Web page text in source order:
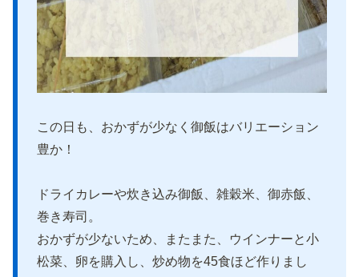
この日も、おかずが少なく御飯はバリエーション
豊か！
ドライカレーや炊き込み御飯、雑穀米、御赤飯、
巻き寿司。
おかずが少ないため、またまた、ウインナーと小
松菜、卵を購入し、炒め物を45食ほど作りまし